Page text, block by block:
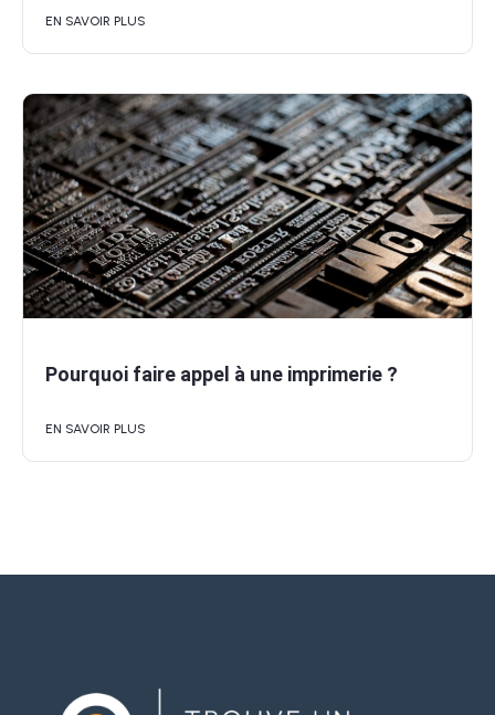
EN SAVOIR PLUS
Pourquoi faire appel à une imprimerie ?
EN SAVOIR PLUS